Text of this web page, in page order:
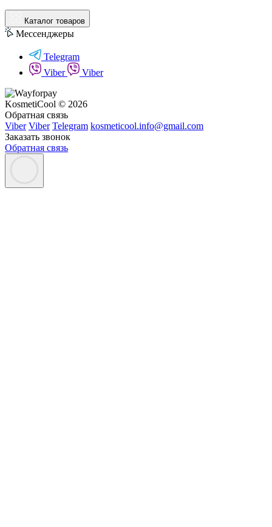
Каталог товаров
Мессенджеры
Telegram
Viber
Viber
KosmetiCool © 2026
Обратная связь
Viber Viber Telegram kosmeticool.info@gmail.com
Заказать звонок
Обратная связь